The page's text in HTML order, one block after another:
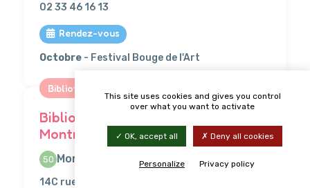
02 33 46 16 13
Rendez-vous
Octobre - Festival Bouge de l'Art
Bibliothèque, Médiathèque & Ludothèque
Bibliothèque
Montmartin-sur-Mer
50 Montmartin-sur-Mer
14C rue Jean-Claude Ménard
This site uses cookies and gives you control
over what you want to activate
OK, accept all Deny all cookies
Personalize Privacy policy